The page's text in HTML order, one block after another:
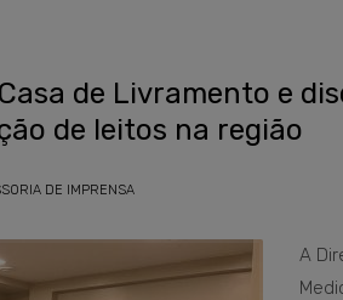
de Livramento e
de leitos na região
DE IMPRENSA
A